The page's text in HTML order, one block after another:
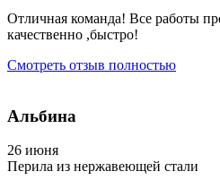
Отличная команда! Все работы
качественно ,быстро!
Смотреть отзыв полностью
Альбина
26 июня
Перила из нержавеющей стали